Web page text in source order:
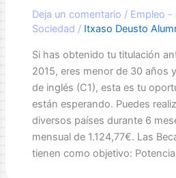
Deja un comentario / Empleo -
Sociedad / Itxaso Deusto
Si has obtenido tu titulación
2015, eres menor de 30 años
de inglés (C1), esta es tu
están esperando. Puedes
diversos países durante 6
mensual de 1.124,77€. Las
tienen como objetivo: